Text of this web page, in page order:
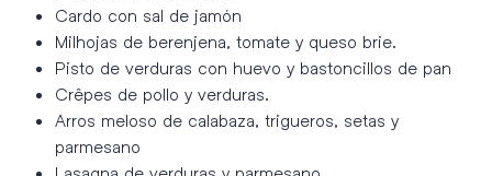
Cardo con sal de jamón
Milhojas de berenjena, tomate y queso brie.
Pisto de verduras con huevo y bastoncillos de pan
Crêpes de pollo y verduras.
Arros meloso de calabaza, trigueros, setas y
parmesano